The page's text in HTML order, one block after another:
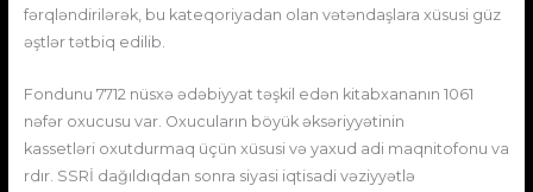
fərqləndirilərək, bu kateqoriyadan olan vətəndaşlara xüsusi güz
əştlər tətbiq edilib.
Fondunu 7712 nüsxə ədəbiyyat təşkil edən kitabxananın 1061
nəfər oxucusu var. Oxucuların böyük əksəriyyətinin
kassetləri oxutdurmaq üçün xüsusi və yaxud adi maqnitofonu va
rdır. SSRİ dağıldıqdan sonra siyasi iqtisadi vəziyyətlə